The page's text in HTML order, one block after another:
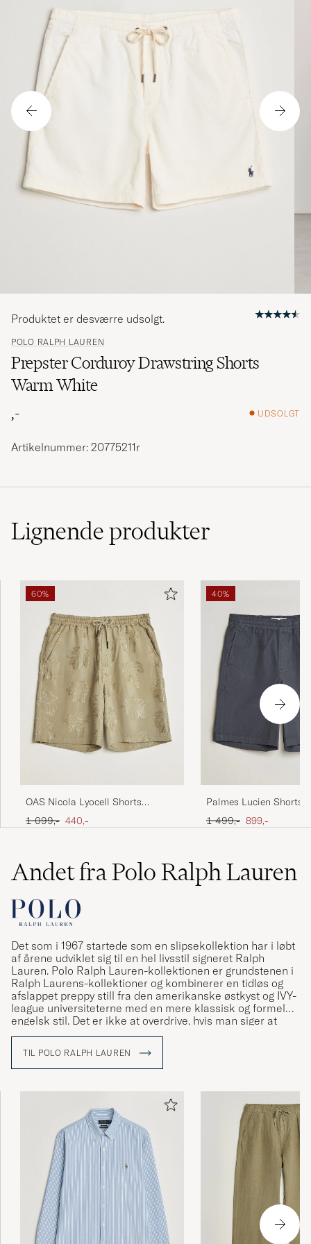
POLO RALPH LAUREN
Prepster Corduroy Drawstring Shorts
Warm White
,-
UDSOLGT
Produktet er desværre udsolgt.
Artikelnummer: 20775211r
Lignendeprodukter
60%
OAS Nicola Lyocell Shorts
Palmoza
Ordinary pris
1 099,- Nedsat pris
440,-
40%
Palmes Lucien Shorts
Ordinary pris
1 499,- Nedsat pris
899,-
Andet fra Polo Ralph Lauren
Det som i 1967 startede som en slipsekollektion har i løbt
af årene udviklet sig til en hel livsstil signeret Ralph
Lauren. Polo Ralph Lauren-kollektionen er grundstenen i
Ralph Laurens-kollektioner og kombinerer en tidløs og
afslappet preppy still fra den amerikanske østkyst og IVY-
league universiteterne med en mere klassisk og formel
engelsk stil. Det er ikke at overdrive, hvis man siger at
Ralph Lauren har været med til at definere den
TIL POLO RALPH LAUREN